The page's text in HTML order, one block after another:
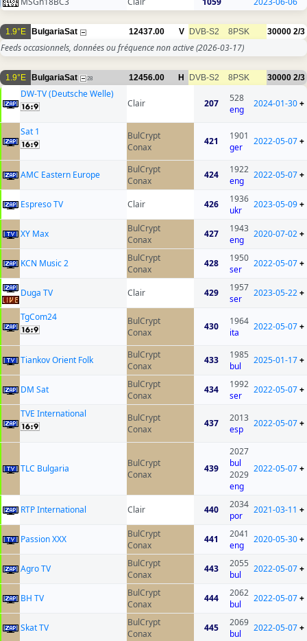
1.9°E BulgariaSat 12437.00 V DVB-S2 8PSK 30000 2/3
Feeds occasionnels, données ou fréquence non active(2026-03-17)
1.9°E BulgariaSat 28 12456.00 H DVB-S2 8PSK 30000 2/3
DW-TV (Deutsche Welle)
Clair
207
528
eng
2024-01-30+
Sat 1
BulCrypt
Conax
421
1901
ger
2022-05-07+
AMC Eastern Europe
BulCrypt
Conax
424
1922
eng
2022-05-07+
Espreso TV Clair 426
1936
ukr
2023-05-09+
XY Max
BulCrypt
Conax
427
1943
eng
2020-07-02+
KCN Music 2
BulCrypt
Conax
428
1950
ser
2022-05-07+
Duga TV Clair 429
1957
ser
2023-05-22+
TgCom24
BulCrypt
Conax
430
1964
ita
2022-05-07+
Tiankov Orient Folk
BulCrypt
Conax
433
1985
bul
2025-01-17+
DM Sat
BulCrypt
Conax
434
1992
ser
2022-05-07+
TVE International
BulCrypt
Conax
437
2013
esp
2022-05-07+
TLC Bulgaria
BulCrypt
Conax
439
2027
bul
2029
eng
2022-05-07+
RTP International Clair 440
2034
por
2021-03-11 +
Passion XXX
BulCrypt
Conax
441
2041
eng
2020-05-30+
Agro TV
BulCrypt
Conax
443
2055
bul
2022-05-07+
BH TV
BulCrypt
Conax
444
2062
bul
2022-05-07+
Skat TV
BulCrypt
Conax
445
2069
bul
2022-05-07+